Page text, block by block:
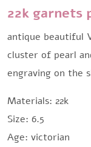
22k garnets
antique beautiful
cluster of pearl
engraving on the
Materials: 22k
Size: 6.5
Age: victorian